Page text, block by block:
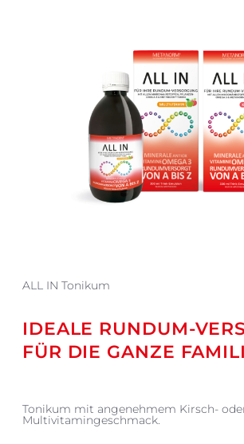
ALL IN Tonikum
IDEALE RUNDUM-
FÜR DIE GANZE
Tonikum mit angenehmem Kirsch-
Multivitamingeschmack.